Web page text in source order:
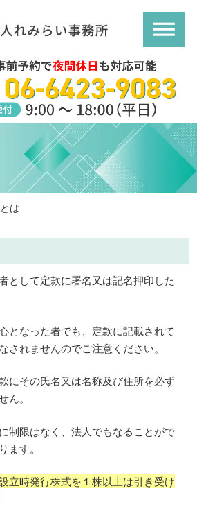
は
として定款に署名又は記名押印した
となった者でも、定款に記載されて
されませんのでご注意ください。
にその氏名又は名称及び住所を必ず
ん。
制限はなく、法人でもなることがで
ます。
立時発行株式を１株以上は引き受け